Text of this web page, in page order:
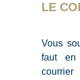
LE
Vous
faut en